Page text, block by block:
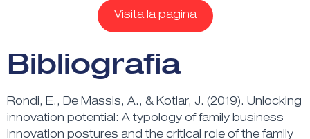
Visita la pagina
Bibliografia
Rondi, E., De Massis, A., & Kotlar, J. (2019). Unlocking
innovation potential: A typology of family business
innovation postures and the critical role of the family